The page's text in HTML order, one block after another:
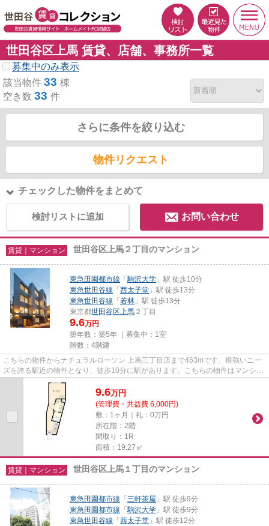
世田谷区上馬 賃貸、店舗、事務所一覧
募集中のみ表示
該当物件 33 棟
空き数 33 件
さらに条件を絞り込む
物件リクエスト
チェックした物件をまとめて
検討リストに追加 お問い合わせ
賃貸｜マンション 世田谷区上馬２丁目のマンション
東急田園都市線 「駒沢大学 」駅 徒歩10分
東急世田谷線 「西太子堂 」駅 徒歩13分
東急世田谷線 「若林 」駅 徒歩13分
東京都世田谷区 上馬 ２丁目
9.6万円
築年数：築5年 ｜募集中： 1室
階数：4階建
こちらの物件からナチュラルローソン 上馬三丁目店まで463mです。根強いニー
ズを誇る駅近の物件となり、徒歩10分に駅があります。こちらの物件はマンショ
ンです。こちらは初期費用をカ...
9.6万円
(管理費・共益費 6,000円)
敷：1ヶ月｜礼：0万円
所在階：2階
間取り：1R
面積：19.27㎡
賃貸｜マンション 世田谷区上馬１丁目のマンション
東急田園都市線 「三軒茶屋 」駅 徒歩9分
東急田園都市線 「駒沢大学 」駅 徒歩9分
東急世田谷線 「西太子堂 」駅 徒歩12分